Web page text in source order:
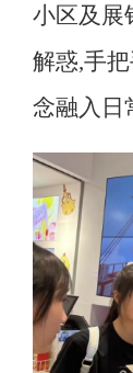
小区及展
解惑,手
念融入日